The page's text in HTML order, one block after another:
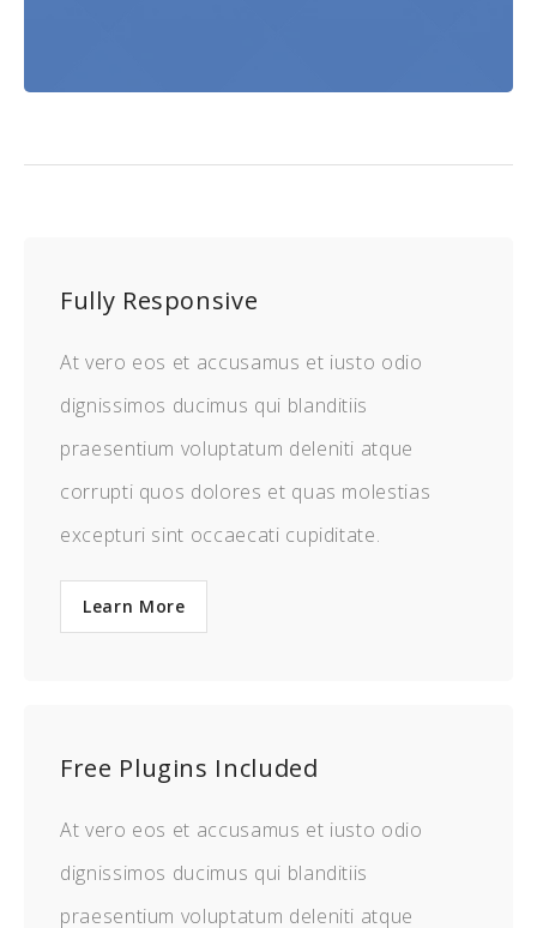
Fully Responsive
At vero eos et accusamus et iusto odio
dignissimos ducimus qui blanditiis
praesentium voluptatum deleniti atque
corrupti quos dolores et quas molestias
excepturi sint occaecati cupiditate.
Learn More
Free Plugins Included
At vero eos et accusamus et iusto odio
dignissimos ducimus qui blanditiis
praesentium voluptatum deleniti atque